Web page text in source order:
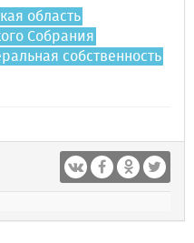
область
Собрания
собственность